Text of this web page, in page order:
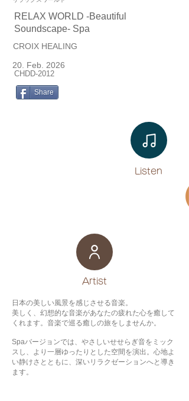
RELAX WORLD -Beautiful
Soundscape- Spa
CROIX HEALING
20. Feb. 2026
CHDD-2012
Share
Listen​
​Artist
日本の美しい風景を感じさせる音楽。
美しく、幻想的な音楽があなたの疲れた心を癒して
くれます。音楽で巡る癒しの旅をしませんか。
Spaバージョンでは、やさしいせせらぎ音をミック
スし、より一層ゆったりとした空間を演出。心地よ
い静けさとともに、深いリラクゼーションへと導き
ます。